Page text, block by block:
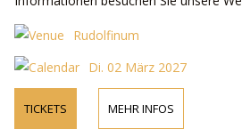
Rudolfinum
Di. 02 März 2027
TICKETS MEHR INFOS